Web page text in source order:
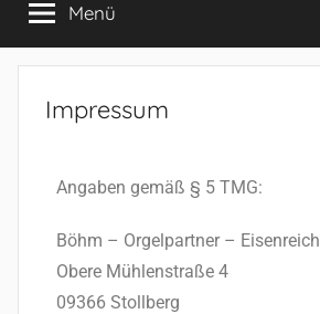
Menü
Impressum
Angaben gemäß § 5 TMG:
Böhm – Orgelpartner – Eisenreich
Obere Mühlenstraße 4
09366 Stollberg